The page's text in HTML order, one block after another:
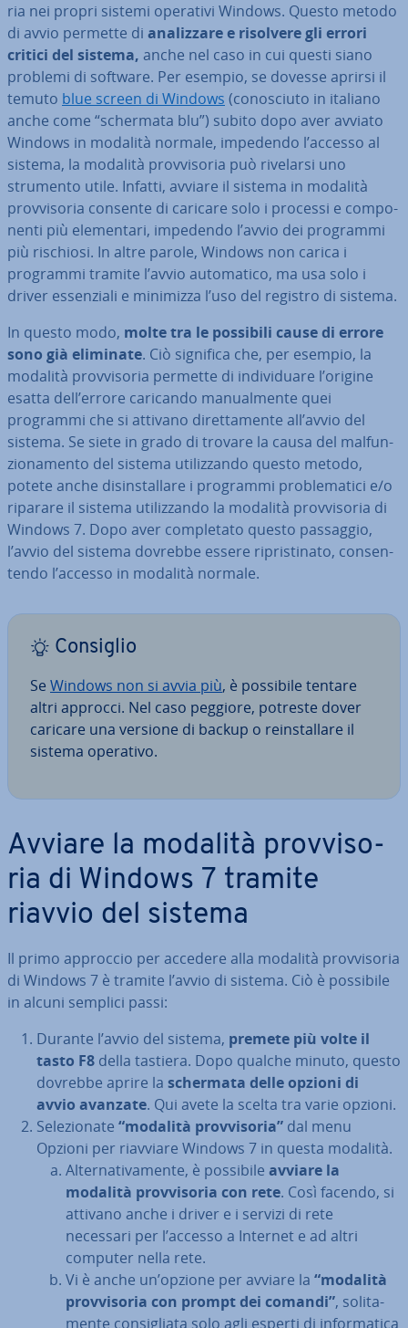
ria nei propri sistemi operativi Windows. Questo metodo
di avvio permette di ana­liz­za­re e risolvere gli errori
critici del sistema, anche nel caso in cui questi siano
problemi di software. Per esempio, se dovesse aprirsi il
temuto blue screen di Windows (co­no­sciu­to in italiano
anche come “schermata blu”) subito dopo aver avviato
Windows in modalità normale, impedendo l’accesso al
sistema, la modalità prov­vi­so­ria può rivelarsi uno
strumento utile. Infatti, avviare il sistema in modalità
prov­vi­so­ria consente di caricare solo i processi e com­po­
nen­ti più ele­men­ta­ri, impedendo l’avvio dei programmi
più rischiosi. In altre parole, Windows non carica i
programmi tramite l’avvio au­to­ma­ti­co, ma usa solo i
driver es­sen­zia­li e minimizza l’uso del registro di sistema.
In questo modo, molte tra le possibili cause di errore
sono già eliminate. Ciò significa che, per esempio, la
modalità prov­vi­so­ria permette di in­di­vi­dua­re l’origine
esatta dell’errore caricando ma­nual­men­te quei
programmi che si attivano di­ret­ta­men­te all’avvio del
sistema. Se siete in grado di trovare la causa del mal­fun­
zio­na­men­to del sistema uti­liz­zan­do questo metodo,
potete anche di­sin­stal­la­re i programmi pro­ble­ma­ti­ci e/o
riparare il sistema uti­liz­zan­do la modalità prov­vi­so­ria di
Windows 7. Dopo aver com­ple­ta­to questo passaggio,
l’avvio del sistema dovrebbe essere ri­pri­sti­na­to, con­sen­
ten­do l’accesso in modalità normale.
Consiglio
Se Windows non si avvia più, è possibile tentare
altri approcci. Nel caso peggiore, potreste dover
caricare una versione di backup o rein­stal­la­re il
sistema operativo.
Avviare la modalità prov­vi­so­
ria di Windows 7 tramite
riavvio del sistema
Il primo approccio per accedere alla modalità prov­vi­so­ria
di Windows 7 è tramite l’avvio di sistema. Ciò è possibile
in alcuni semplici passi:
Durante l’avvio del sistema, premete più volte il
tasto F8 della tastiera. Dopo qualche minuto, questo
dovrebbe aprire la schermata delle opzioni di
avvio avanzate. Qui avete la scelta tra varie opzioni.
Se­le­zio­na­te “modalità prov­vi­so­ria” dal menu
Opzioni per riavviare Windows 7 in questa modalità.
Al­ter­na­ti­va­men­te, è possibile avviare la
modalità prov­vi­so­ria con rete. Così facendo, si
attivano anche i driver e i servizi di rete
necessari per l’accesso a Internet e ad altri
computer nella rete.
Vi è anche un’opzione per avviare la “modalità
prov­vi­so­ria con prompt dei comandi”, so­li­ta­
men­te con­si­glia­ta solo agli esperti di in­for­ma­ti­ca